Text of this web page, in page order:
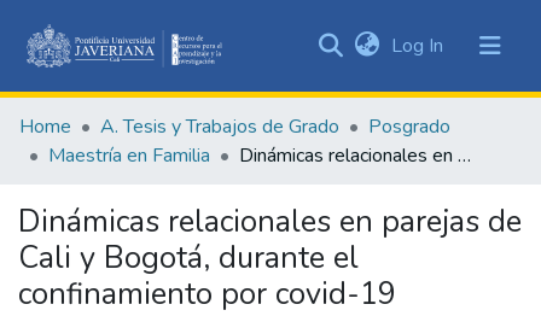
&
Collections
Statistics
Log In (current)
Home A. Tesis y Trabajos de Grado
Posgrado
Maestría en Familia
Dinámicas relacionales en parejas de Cali y Bogotá, durante el confinamiento por covid-19
Dinámicas relacionales en parejas de
Cali y Bogotá, durante el
confinamiento por covid-19